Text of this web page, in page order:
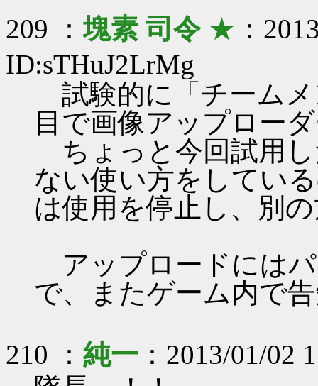
209 ：塊素 司令★ ：
ID:sTHuJ2LrMg
試験的に「チームメ
目で画像アップロー
ちょっと今回試用
ない使い方をしてい
は使用を停止し、別
アップロードには
で、またゲーム内で
210 ： 純一 ：2013/01/02